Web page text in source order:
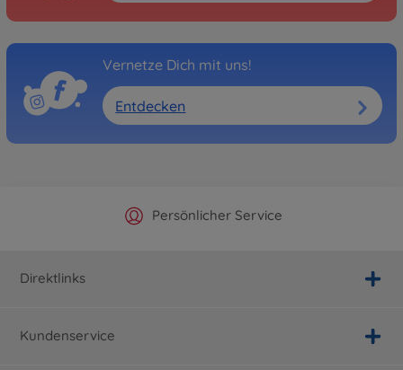
Vernetze Dich mit uns!
Entdecken
Offizieller Hersteller Shop
Persönlicher Service
Versandkostenfrei ab 25€
Schnelle Lieferung
Direktlinks
Kundenservice